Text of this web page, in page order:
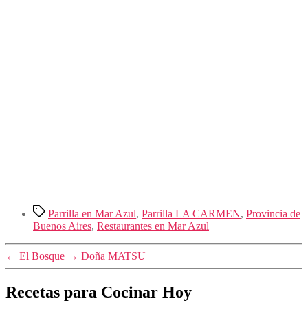
Etiquetas
Parrilla en Mar Azul, Parrilla LA CARMEN, Provincia de
Buenos Aires, Restaurantes en Mar Azul
← El Bosque → Doña MATSU
Recetas para Cocinar Hoy